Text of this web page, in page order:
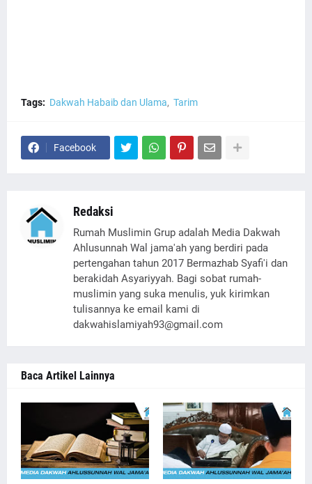
Tags: Dakwah Habaib dan Ulama Tarim
Facebook
Redaksi
Rumah Muslimin Grup adalah Media Dakwah
Ahlusunnah Wal jama'ah yang berdiri pada
pertengahan tahun 2017 Bermazhab Syafi'i dan
berakidah Asyariyyah. Bagi sobat rumah-
muslimin yang suka menulis, yuk kirimkan
tulisannya ke email kami di
dakwahislamiyah93@gmail.com
Baca Artikel Lainnya